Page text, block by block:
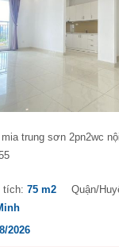
trung sơn 2pn2wc
tích:75 m2 Quận/
2026